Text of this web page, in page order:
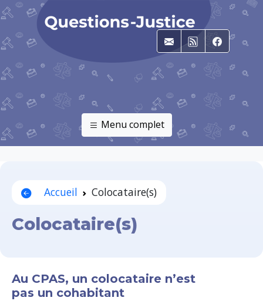
E-mailRSS
Menu complet
Accueil Colocataire(s)
Colocataire(s)
Au CPAS, un colocataire n’est
pas un cohabitant